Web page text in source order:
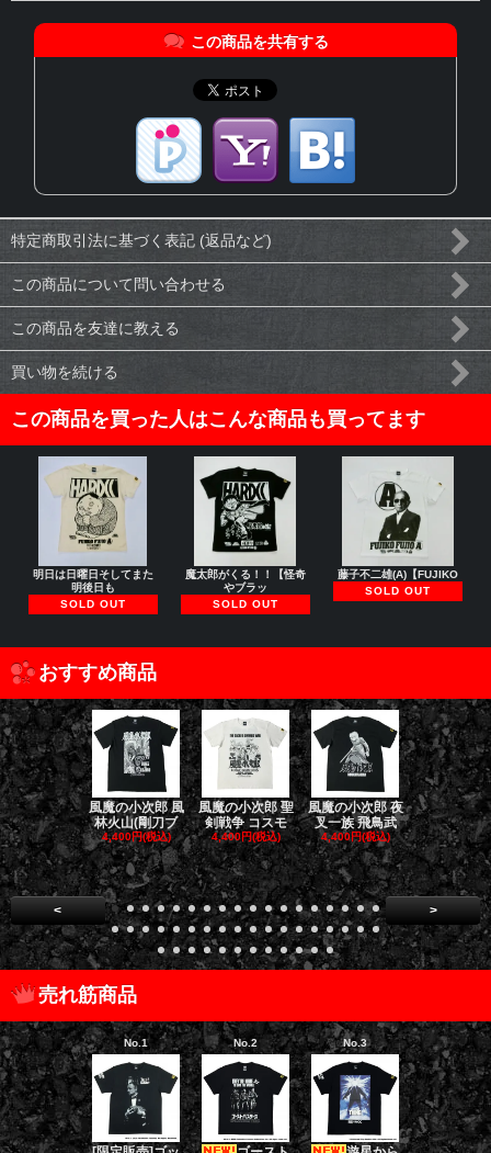
この商品を共有する
特定商取引法に基づく表記 (返品など)
この商品について問い合わせる
この商品を友達に教える
買い物を続ける
この商品を買った人はこんな商品も買ってます
明日は日曜日そしてまた
明後日も
SOLD OUT
魔太郎がくる！！【怪奇
やブラッ
SOLD OUT
藤子不二雄(A)【FUJIKO
SOLD OUT
おすすめ商品
風魔の小次郎 風
林火山(剛刀ブ
4,400円(税込)
風魔の小次郎 聖
剣戦争 コスモ
4,400円(税込)
風魔の小次郎 夜
叉一族 飛鳥武
4,400円(税込)
風魔の小次
魔一族 竜
4,400円(税
< >
売れ筋商品
No.1 No.2 No.3 No.4